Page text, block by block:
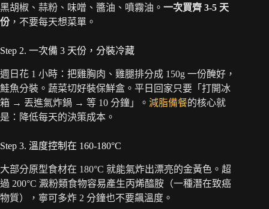
黑胡椒、蒜粉、味噌、醬油、噴霧油。 一次買齊 3-5 天
份 ，不要每天想菜單。
Step 2. 一次備 3 天份，分裝冷藏
週日花 1 小時：把雞胸肉、雞腿排分成 150g 一份醃好，
鮭魚分裝。蔬菜切好裝保鮮盒。平日回家只要「打開冰
箱 → 丟進氣炸鍋 → 等 10 分鐘」。 減脂備餐的核心就
是：降低每天的決策成本。
Step 3. 溫度控制在 160-180°C
大部分原型食材在 180°C 就能氣炸出漂亮的金黃色。超
過 200°C 澱粉類食物容易產生丙烯醯胺（一種潛在致癌
物質），寧可多炸 2 分鐘也不要飆溫度。